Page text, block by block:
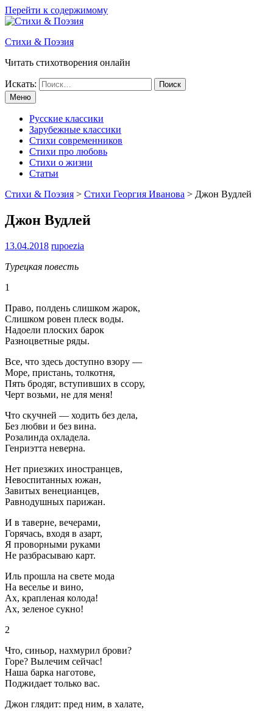
Перейти к содержимому
Стихи & Поэзия
Читать стихотворения онлайн
Искать:
Меню
Русские классики
Зарубежные классики
Стихи современников
Стихи про любовь
Стихи о жизни
Статьи
Стихи & Поэзия > Стихи Георгия Иванова > Джон Вудлей
Джон Вудлей
13.04.2018 rupoezia
Турецкая повесть
1
Право, полдень слишком жарок,
Слишком ровен плеск воды.
Надоели плоских барок
Разноцветные ряды.
Все, что здесь доступно взору —
Море, пристань, толкотня,
Пять бродяг, вступивших в ссору,
Черт возьми, не для меня!
Что скучней — ходить без дела,
Без любви и без вина.
Розалинда охладела.
Генриэтта неверна.
Нет приезжих иностранцев,
Невоспитанных южан,
Завитых венецианцев,
Равнодушных парижан.
И в таверне, вечерами,
Горячась, входя в азарт,
Я проворными руками
Не разбрасываю карт.
Иль прошла на свете мода
На веселье и вино,
Ах, крапленая колода!
Ах, зеленое сукно!
2
Что, синьор, нахмурил брови?
Горе? Вылечим сейчас!
Наша барка наготове,
Поджидает только вас.
Джон глядит: пред ним, в халате,